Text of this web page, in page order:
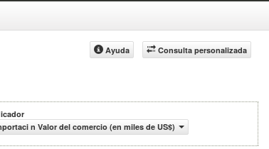
Consulta personalizada
Ayuda
n Valor del comercio (en miles de US$)